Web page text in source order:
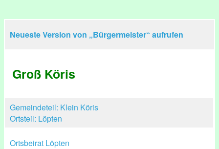
Neueste Version von „Bürgermeister“ aufrufen
Groß Köris
Gemeindeteil: Klein Köris
Ortsteil: Löpten
Ortsbeirat Löpten